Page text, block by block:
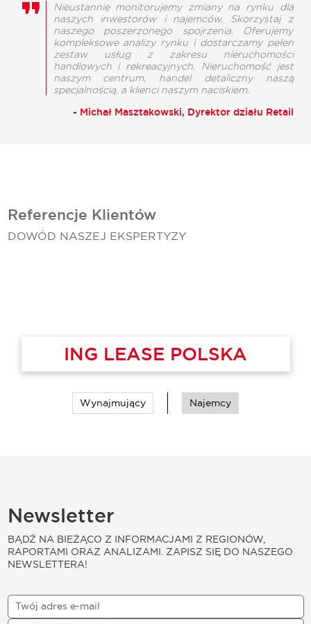
Nieustannie monitorujemy zmiany na rynku dla
naszych inwestorów i najemców. Skorzystaj z
naszego poszerzonego spojrzenia. Oferujemy
kompleksowe analizy rynku i dostarczamy pełen
zestaw usług z zakresu nieruchomości
handlowych i rekreacyjnych. Nieruchomość jest
naszym centrum, handel detaliczny naszą
specjalnością, a klienci naszym naciskiem.
- Michał Masztakowski, Dyrektor działu Retail
Referencje Klientów
DOWÓD NASZEJ EKSPERTYZY
ING LEASE POLSKA
Wynajmujący Najemcy
Newsletter
BĄDŹ NA BIEŻĄCO Z INFORMACJAMI Z REGIONÓW,
RAPORTAMI ORAZ ANALIZAMI. ZAPISZ SIĘ DO NASZEGO
NEWSLETTERA!